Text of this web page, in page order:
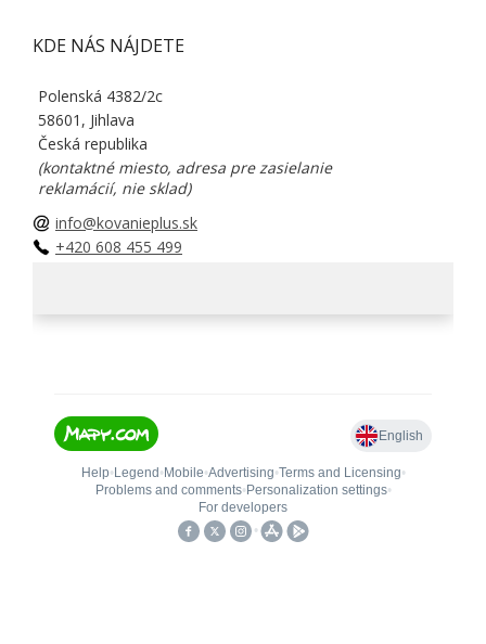
KDE NÁS NÁJDETE
Polenská 4382/2c
58601, Jihlava
Česká republika
(kontaktné miesto, adresa pre zasielanie
reklamácií, nie sklad)
info@kovanieplus.sk
+420 608 455 499